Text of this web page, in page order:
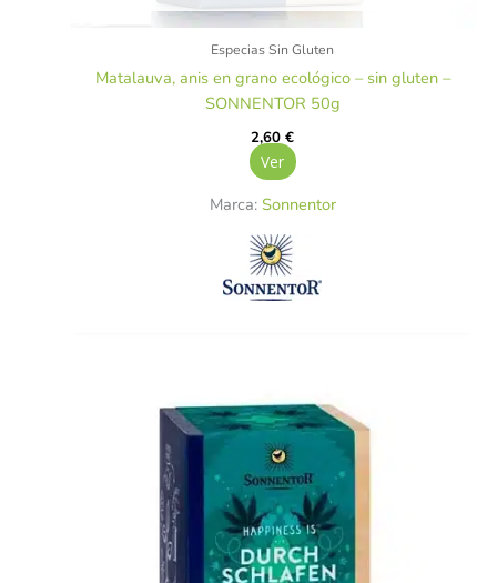
Especias Sin Gluten
Matalauva, anis en grano ecológico – sin gluten –
SONNENTOR 50g
2,60€
Ver
Marca: Sonnentor